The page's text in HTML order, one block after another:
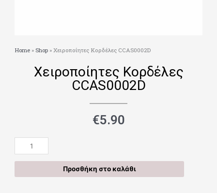
Home » Shop » Χειροποίητες Κορδέλες CCAS0002D
Χειροποίητες Κορδέλες
CCAS0002D
€5.90
Χειροποίητες
Κορδέλες
CCAS0002D
Προσθήκη στο καλάθι